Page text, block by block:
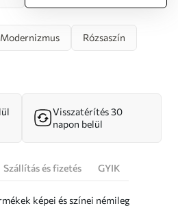
Modernizmus Rózsaszín
Visszatérítés 30
napon belül
Szállítás és fizetés GYIK
képei és színei némileg